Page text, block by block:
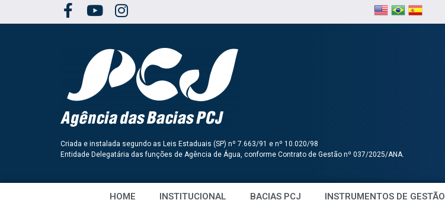
Criada e instalada segundo as Leis Estaduais (SP) nº 7.663/91 e nº 10.020/98
Entidade Delegatária das funções de Agência de Água, conforme Contrato de Gestão nº 037/2025/ANA.
HOME INSTITUCIONAL BACIAS PCJ INSTRUMENTOS DE GESTÃO